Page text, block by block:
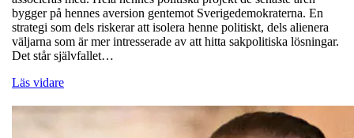
bygger på hennes aversion gentemot Sverigedemokraterna. En
strategi som dels riskerar att isolera henne politiskt, dels alienera
väljarna som är mer intresserade av att hitta sakpolitiska lösningar.
Det står självfallet…
Läs vidare